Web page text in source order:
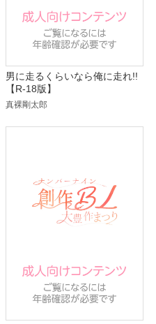
男に走るくらいなら俺に走れ!!
【R-18版】
真裸剛太郎